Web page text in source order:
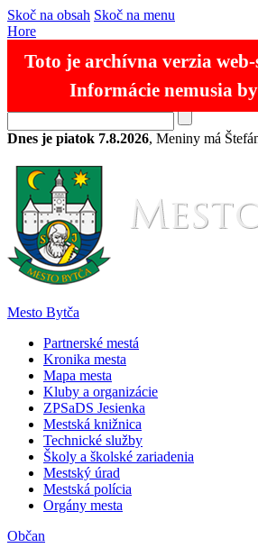
Skoč na obsah Skoč na menu
Hore
Toto je archívna verzia
Informácie nemusia
Mapa stránokKontakty SK EN
Dnes je piatok 7.8.2026, Meniny má
Mesto Bytča
Partnerské mestá
Kronika mesta
Mapa mesta
Kluby a organizácie
ZPSaDS Jesienka
Mestská knižnica
Technické služby
Školy a školské zariadenia
Mestský úrad
Mestská polícia
Orgány mesta
Občan